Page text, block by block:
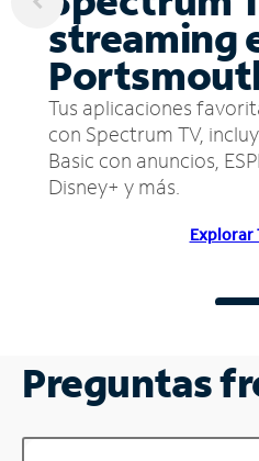
streaming
Tus aplicaciones
con Spectrum TV,
Basic con anuncios,
Disney+ y más.
Explorar
Preguntas